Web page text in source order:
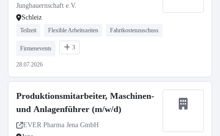
Jungbauernschaft e.V.
Schleiz
Teilzeit Flexible Arbeitszeiten Fahrtkostenzuschuss
Firmenevents 3
28.07.2026
Produktionsmitarbeiter, Maschinen-
und Anlagenführer (m/w/d)
EVER Pharma Jena GmbH